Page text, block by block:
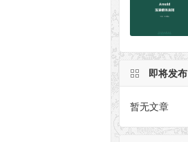
即将发布
暂无文章